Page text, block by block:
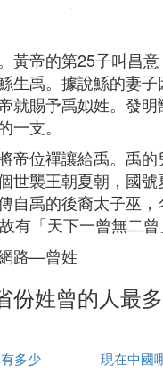
黃帝的第25子叫昌
生禹。據說鯀的妻
就賜予禹姒姓。發明
一支。
帝位禪讓給禹。禹的
世襲王朝夏朝，國
自禹的後裔太子巫
有「天下一曾無二曾
路—曾姓
份姓曾的人最
多少
現在中國